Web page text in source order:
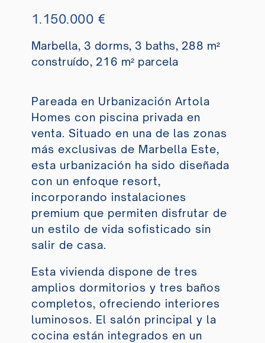
1.150.000 €
Marbella, 3 dorms, 3 baths, 288 m²
construído, 216 m² parcela
Pareada en Urbanización Artola
Homes con piscina privada en
venta. Situado en una de las zonas
más exclusivas de Marbella Este,
esta urbanización ha sido diseñada
con un enfoque resort,
incorporando instalaciones
premium que permiten disfrutar de
un estilo de vida sofisticado sin
salir de casa.
Esta vivienda dispone de tres
amplios dormitorios y tres baños
completos, ofreciendo interiores
luminosos. El salón principal y la
cocina están integrados en un